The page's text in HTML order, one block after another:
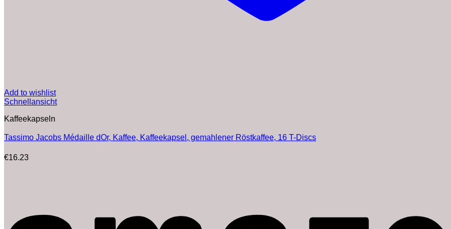
Add to wishlist
Schnellansicht
Kaffeekapseln
Tassimo Jacobs Médaille dOr, Kaffee, Kaffeekapsel, gemahlener Röstkaffee, 16 T-Discs
€16.23